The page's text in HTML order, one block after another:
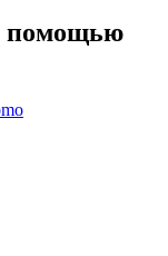
помощью